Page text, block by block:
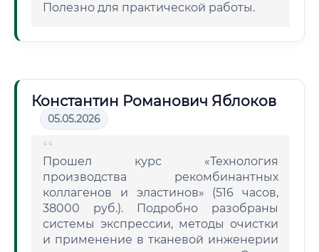
Полезно для практической работы.
Константин Романович Яблоков
05.05.2026
Прошел курс «Технология
производства рекомбинантных
коллагенов и эластинов» (516 часов,
38000 руб.). Подробно разобраны
системы экспрессии, методы очистки
и применение в тканевой инженерии